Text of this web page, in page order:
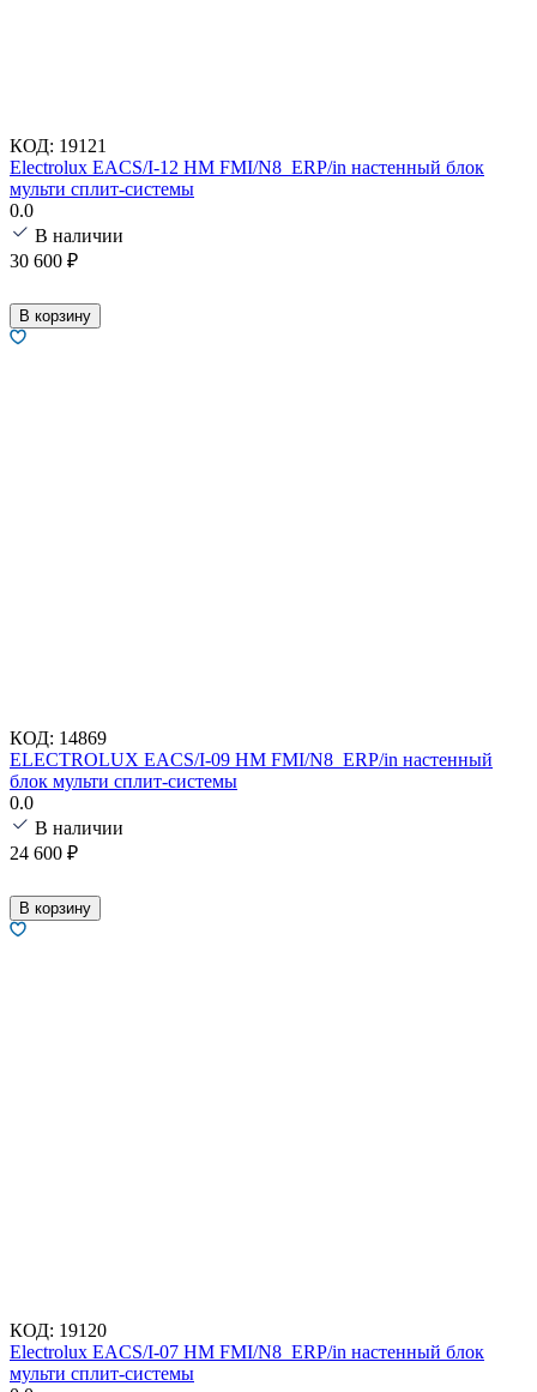
КОД: 19121
Electrolux EACS/I-12 HM FMI/N8_ERP/in настенный блок
мульти сплит-системы
0.0
В наличии
30 600 ₽
В корзину
КОД: 14869
ELECTROLUX EACS/I-09 HM FMI/N8_ERP/in настенный
блок мульти сплит-системы
0.0
В наличии
24 600 ₽
В корзину
КОД: 19120
Electrolux EACS/I-07 HM FMI/N8_ERP/in настенный блок
мульти сплит-системы